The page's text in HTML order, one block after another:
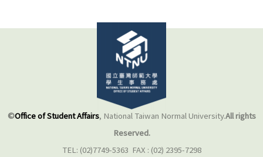
©Office of Student Affairs, National Taiwan Normal University.All rights
Reserved.
TEL: (02)7749-5363 FAX : (02) 2395-7298